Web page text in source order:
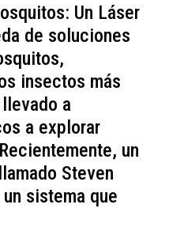
Un Láser
de soluciones
insectos más
a
a explorar
un
Steven
sistema que